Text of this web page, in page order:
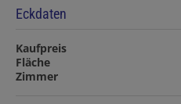
Eckdaten
Kaufpreis
Fläche
Zimmer